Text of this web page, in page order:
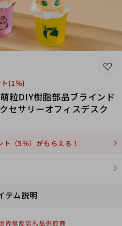
(1％)
粒DIY樹脂部品ブラインド
セサリーオフィスデスク
（5％）がもらえる！
テム説明